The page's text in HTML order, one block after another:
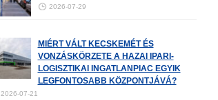
2026-07-29
MIÉRT VÁLT KECSKEMÉT ÉS
VONZÁSKÖRZETE A HAZAI IPARI-
LOGISZTIKAI INGATLANPIAC EGYIK
LEGFONTOSABB KÖZPONTJÁVÁ?
2026-07-21